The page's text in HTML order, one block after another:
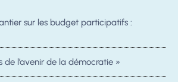
sur les budget participatifs :
de l’avenir de la démocratie »